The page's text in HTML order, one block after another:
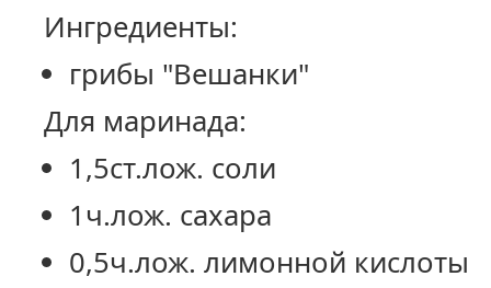
Ингредиенты:
грибы "Вешанки"
Для маринада:
1,5ст.лож. соли
1ч.лож. сахара
0,5ч.лож. лимонной кислоты